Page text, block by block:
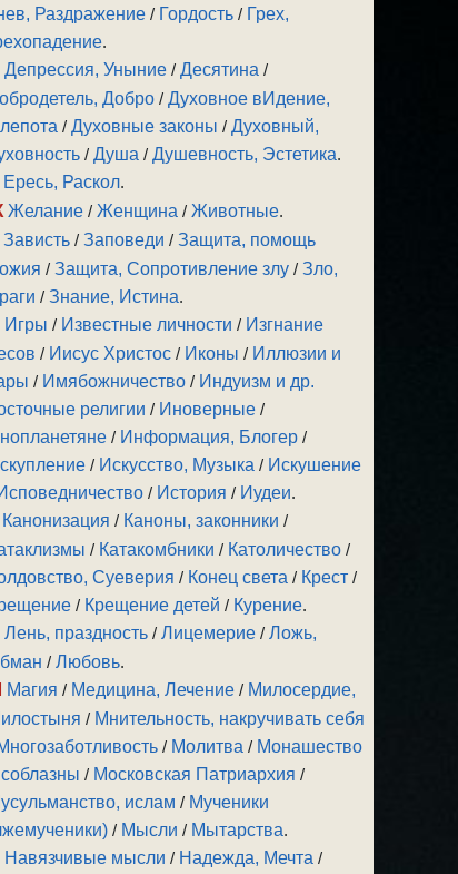
Раздражение / Гордость / Грех,
.
Депрессия, Уныние /Десятина /
Добро /Духовное вИдение,
/Духовные законы /Духовный,
/Душа /Душевность, Эстетика.
Ересь, Раскол.
Желание /Женщина /Животные.
Зависть /Заповеди /Защита, помощь
/Защита, Сопротивление злу /Зло,
/Знание, Истина.
Игры / Известные личности / Изгнание
/ Иисус Христос / Иконы / Иллюзии и
/ Имябожничество / Индуизм и др.
религии / Иноверные /
/ Информация, Блогер /
/ Искусство, Музыка / Искушение
/ История / Иудеи.
Канонизация / Каноны, законники /
/ Катакомбники / Католичество /
Суеверия / Конец света / Крест /
/ Крещение детей / Курение.
Лень, праздность /Лицемерие /Ложь,
/Любовь.
Магия / Медицина, Лечение / Милосердие,
/ Мнительность, накручивать себя
/ Молитва / Монашество
/ Московская Патриархия /
ислам / Мученики
/ Мысли / Мытарства.
Навязчивые мысли / Надежда, Мечта /